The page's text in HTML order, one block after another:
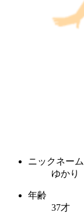
ニックネーム
ゆかり
年齢
37才